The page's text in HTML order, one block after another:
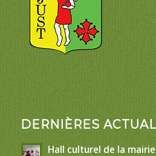
DERNIÈRES
Hall culturel de la